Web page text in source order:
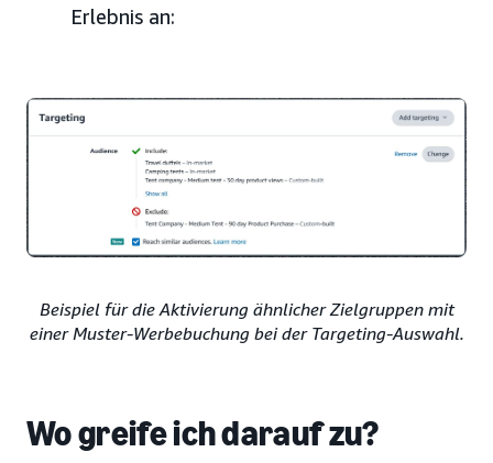
Erlebnis an:
Beispiel für die Aktivierung ähnlicher Zielgruppen mit
einer Muster-Werbebuchung bei der Targeting-Auswahl.
Wo greife ich darauf zu?